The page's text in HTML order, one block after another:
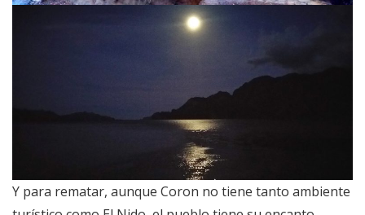
Y para rematar, aunque Coron no tiene tanto ambiente